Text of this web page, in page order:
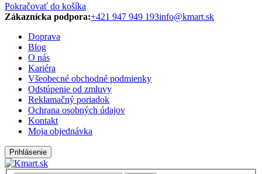
Pokračovať do košíka
Zákaznícka podpora:+421 947 949 193info@kmart.sk
Doprava
Blog
O nás
Kariéra
Všeobecné obchodné podmienky
Odstúpenie od zmluvy
Reklamačný poriadok
Ochrana osobných údajov
Kontakt
Moja objednávka
Prihlásenie